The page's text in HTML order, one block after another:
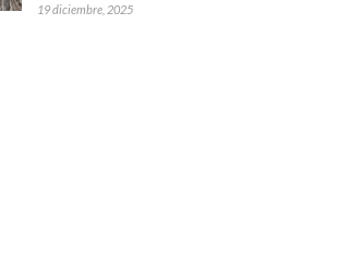
19 diciembre, 2025